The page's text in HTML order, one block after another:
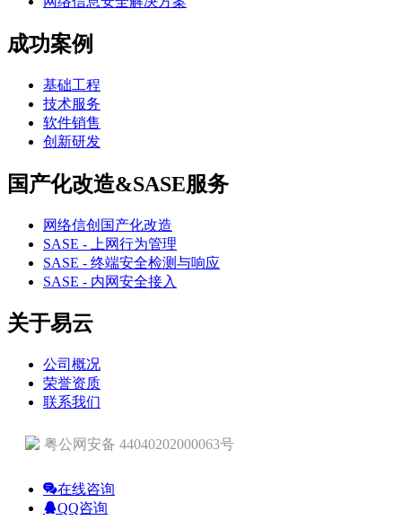
成功案例
基础工程
技术服务
软件销售
创新研发
国产化改造&SASE服务
网络信创国产化改造
SASE - 上网行为管理
SASE - 终端安全检测与响应
SASE - 内网安全接入
关于易云
公司概况
荣誉资质
联系我们
粤公网安备 44040202000063号
在线咨询
QQ咨询